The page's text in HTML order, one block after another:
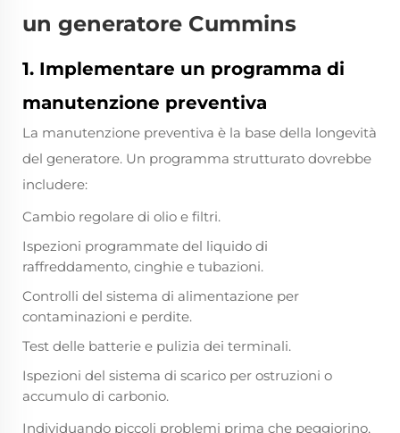
un generatore Cummins
1. Implementare un programma di
manutenzione preventiva
La manutenzione preventiva è la base della longevità
del generatore. Un programma strutturato dovrebbe
includere:
Cambio regolare di olio e filtri.
Ispezioni programmate del liquido di
raffreddamento, cinghie e tubazioni.
Controlli del sistema di alimentazione per
contaminazioni e perdite.
Test delle batterie e pulizia dei terminali.
Ispezioni del sistema di scarico per ostruzioni o
accumulo di carbonio.
Individuando piccoli problemi prima che peggiorino,